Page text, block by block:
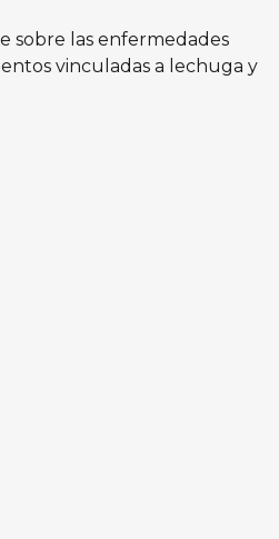
sobre las enfermedades
vinculadas a lechuga y